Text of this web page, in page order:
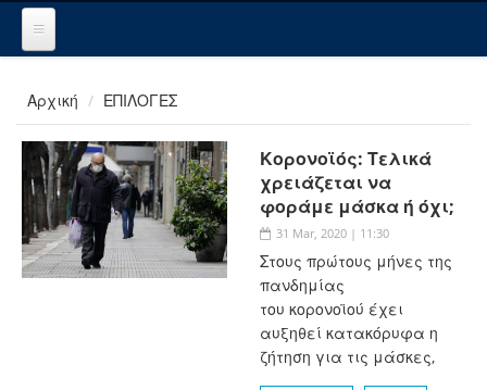
Αρχική ΕΠΙΛΟΓΕΣ
Κορονοϊός: Τελικά
χρειάζεται να
φοράμε μάσκα ή όχι;
31 Mar, 2020 | 11:30
Στους πρώτους μήνες της
πανδημίας
του κορονοϊού έχει
αυξηθεί κατακόρυφα η
ζήτηση για τις μάσκες,